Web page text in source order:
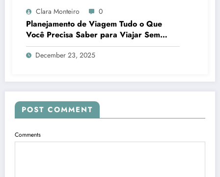
Clara Monteiro 0
Planejamento de Viagem Tudo o Que
Você Precisa Saber para Viajar Sem
Estresse e Pagar Menos
December 23, 2025
POST COMMENT
Comments